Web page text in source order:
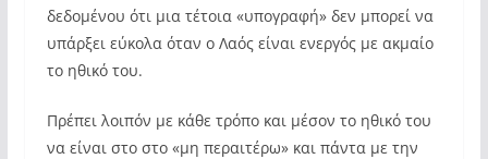
δεδομένου ότι μια τέτοια «υπογραφή» δεν μπορεί να
υπάρξει εύκολα όταν ο Λαός είναι ενεργός με ακμαίο
το ηθικό του.
Πρέπει λοιπόν με κάθε τρόπο και μέσον το ηθικό του
να είναι στο στο «μη περαιτέρω» και πάντα με την